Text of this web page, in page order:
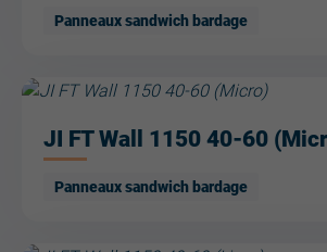
Panneaux sandwich bardage
JI FT Wall 1150 40-60
Panneaux sandwich bardage